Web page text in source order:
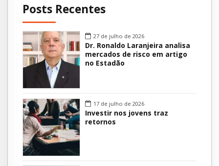
Posts Recentes
27 de julho de 2026
Dr. Ronaldo Laranjeira analisa
mercados de risco em artigo
no Estadão
17 de julho de 2026
Investir nos jovens traz
retornos